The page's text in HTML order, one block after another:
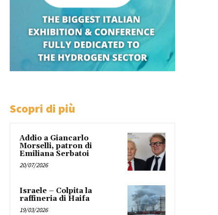
Scopri di più
Addio a Giancarlo
Morselli, patron di
Emiliana Serbatoi
20/07/2026
Israele – Colpita la
raffineria di Haifa
19/03/2026